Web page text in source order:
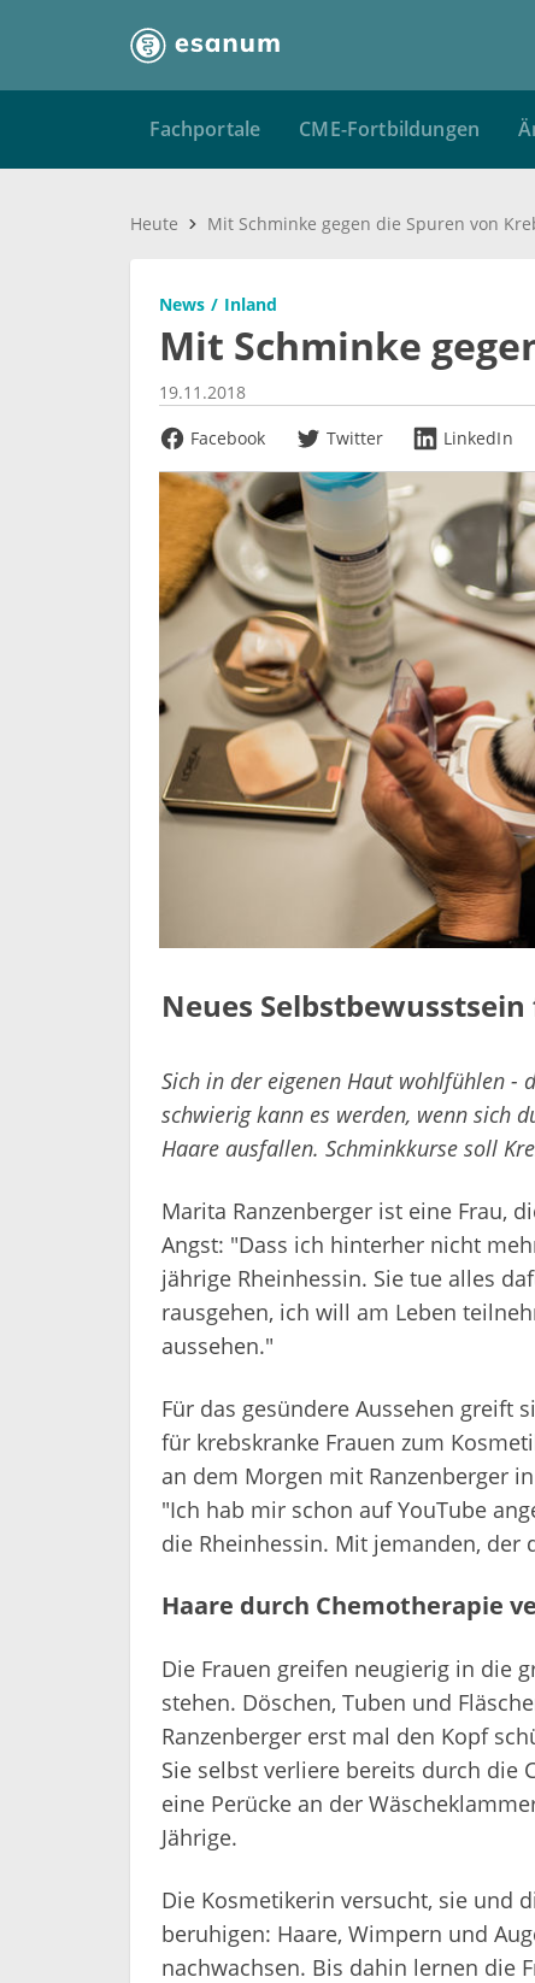
Fachportale CME-Fortbildungen
Heute Mit Schminke gegen die Spuren von
News Inland
Mit Schminke
19.11.2018
Facebook
Twitter LinkedIn
Neues
Sich in der eigenen Haut wohlfühlen -
schwierig kann es werden, wenn sich
Haare ausfallen. Schminkkurse soll
Marita Ranzenberger ist eine Frau,
Angst: "Dass ich hinterher nicht
jährige Rheinhessin. Sie tue alles
rausgehen, ich will am Leben
aussehen."
Für das gesündere Aussehen greift
für krebskranke Frauen zum
an dem Morgen mit Ranzenberger
"Ich hab mir schon auf YouTube
die Rheinhessin. Mit jemanden, der
Haare durch Chemotherapie
Die Frauen greifen neugierig in die
stehen. Döschen, Tuben und
Ranzenberger erst mal den Kopf
Sie selbst verliere bereits durch die
eine Perücke an der
Jährige.
Die Kosmetikerin versucht, sie und
beruhigen: Haare, Wimpern und
nachwachsen. Bis dahin lernen die